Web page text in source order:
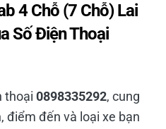
4 Chỗ (7 Chỗ) Lai
Số Điện Thoại
thoại 0898335292, cung
điểm đến và loại xe bạn